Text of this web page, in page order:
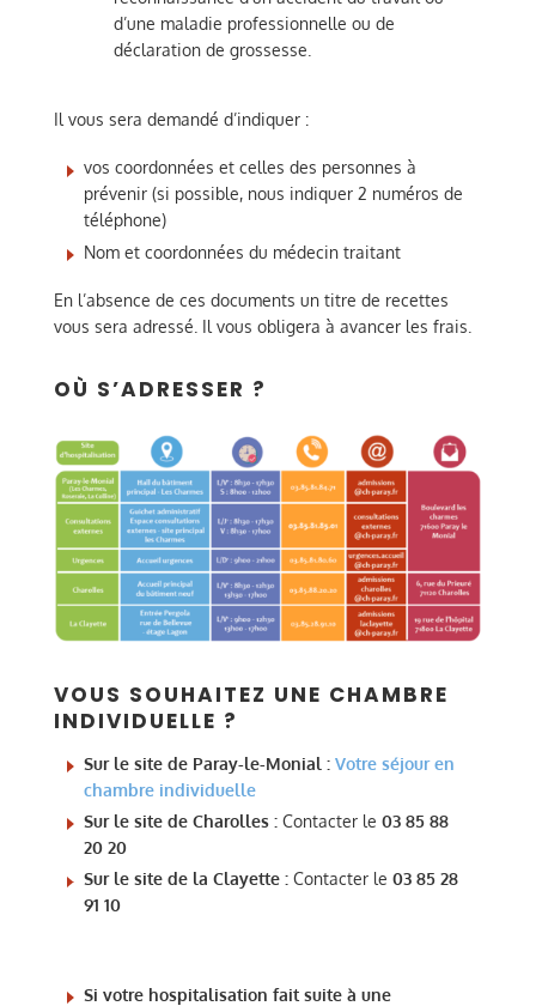
d’une maladie professionnelle ou de
déclaration de grossesse.
Il vous sera demandé d’indiquer :
vos coordonnées et celles des personnes à
prévenir (si possible, nous indiquer 2 numéros de
téléphone)
Nom et coordonnées du médecin traitant
En l’absence de ces documents un titre de recettes
vous sera adressé. Il vous obligera à avancer les frais.
OÙ S’ADRESSER ?
VOUS SOUHAITEZ UNE CHAMBRE
INDIVIDUELLE ?
Sur le site de Paray-le-Monial : Votre séjour en
chambre individuelle
Sur le site de Charolles :Contacter le 03 85 88
20 20
Sur le site de la Clayette :Contacter le 03 85 28
91 10
Si votre hospitalisation fait suite à une